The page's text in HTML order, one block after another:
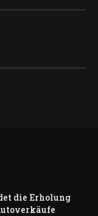
die Erholung